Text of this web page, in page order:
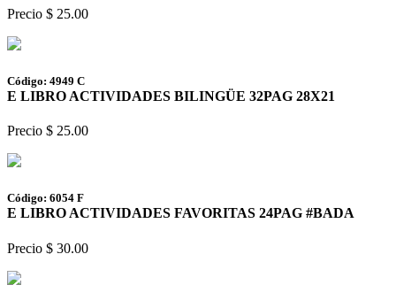
Precio $ 25.00
Código: 4949 C
E LIBRO ACTIVIDADES BILINGÜE 32PAG 28X21
Precio $ 25.00
Código: 6054 F
E LIBRO ACTIVIDADES FAVORITAS 24PAG #BADA
Precio $ 30.00